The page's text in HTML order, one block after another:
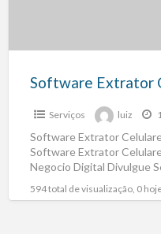
Serviços luiz
Software Extrator
Software Extrator
Negocio Digital Divulgue
594 total de visualização, 0